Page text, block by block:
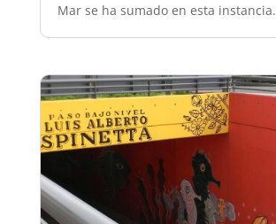
Mar se ha sumado en esta instancia.